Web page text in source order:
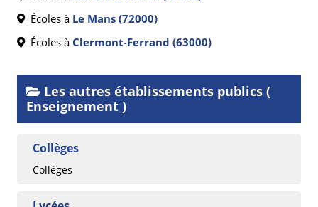
Écoles à Le Mans (72000)
Écoles à Clermont-Ferrand (63000)
Les autres établissements publics (
Enseignement )
Collèges
Collèges